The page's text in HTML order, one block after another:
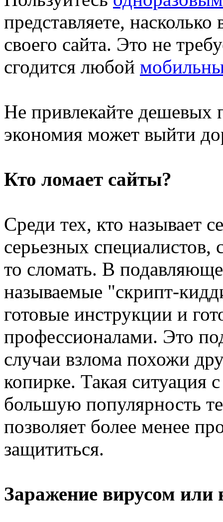
представляете,
своего сайта. Это не
сгодится любой
Не привлекайте дешевых
экономия может выйти
Кто ломает сайты?
Среди тех, кто называет
серьезных
то сломать. В
называемые "скрипт-
готовые инструкции и
профессионалами. Это
случаи взлома похожи
копирке. Такая ситуация
большую популярность
позволяет более менее
защититься.
Заражение вирусом или